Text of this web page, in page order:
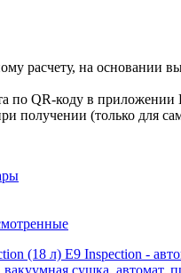
расчету, на основании
по QR-коду в приложении
получении (только для